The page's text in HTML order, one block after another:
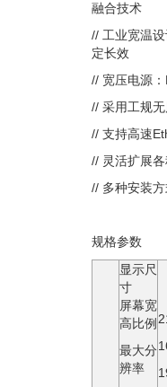
融合技术
// 工业宽温
定长效
// 宽压电源
// 采用工规
// 支持高速
// 灵活扩展
// 多种安装
规格参数
显示尺
寸
屏幕宽
高比例
最大分
辨率